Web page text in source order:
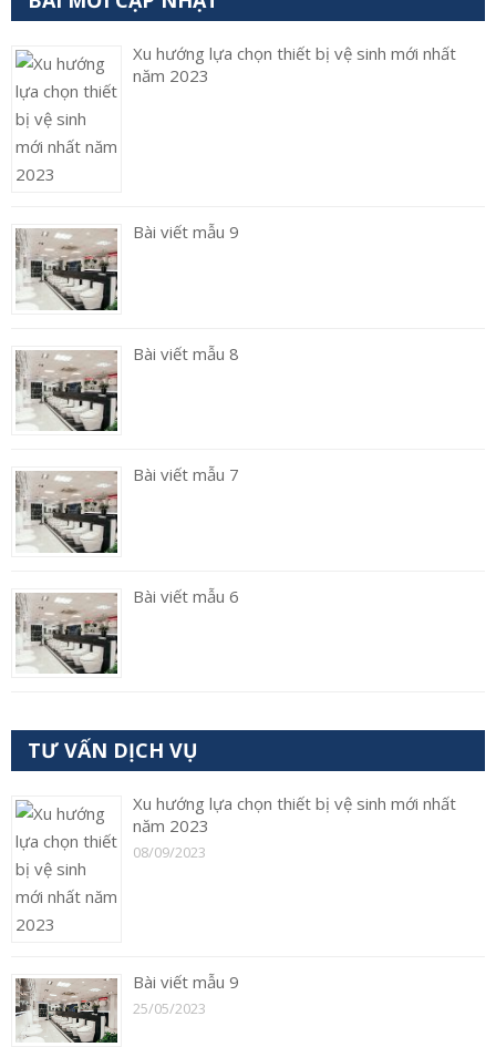
Xu hướng lựa chọn thiết bị vệ sinh mới nhất
năm 2023
Bài viết mẫu 9
Bài viết mẫu 8
Bài viết mẫu 7
Bài viết mẫu 6
TƯ VẤN DỊCH VỤ
Xu hướng lựa chọn thiết bị vệ sinh mới nhất
năm 2023
08/09/2023
Bài viết mẫu 9
25/05/2023